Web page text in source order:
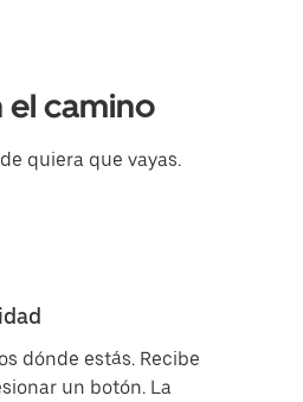
el camino
quiera que vayas.
dónde estás. Recibe
un botón. La